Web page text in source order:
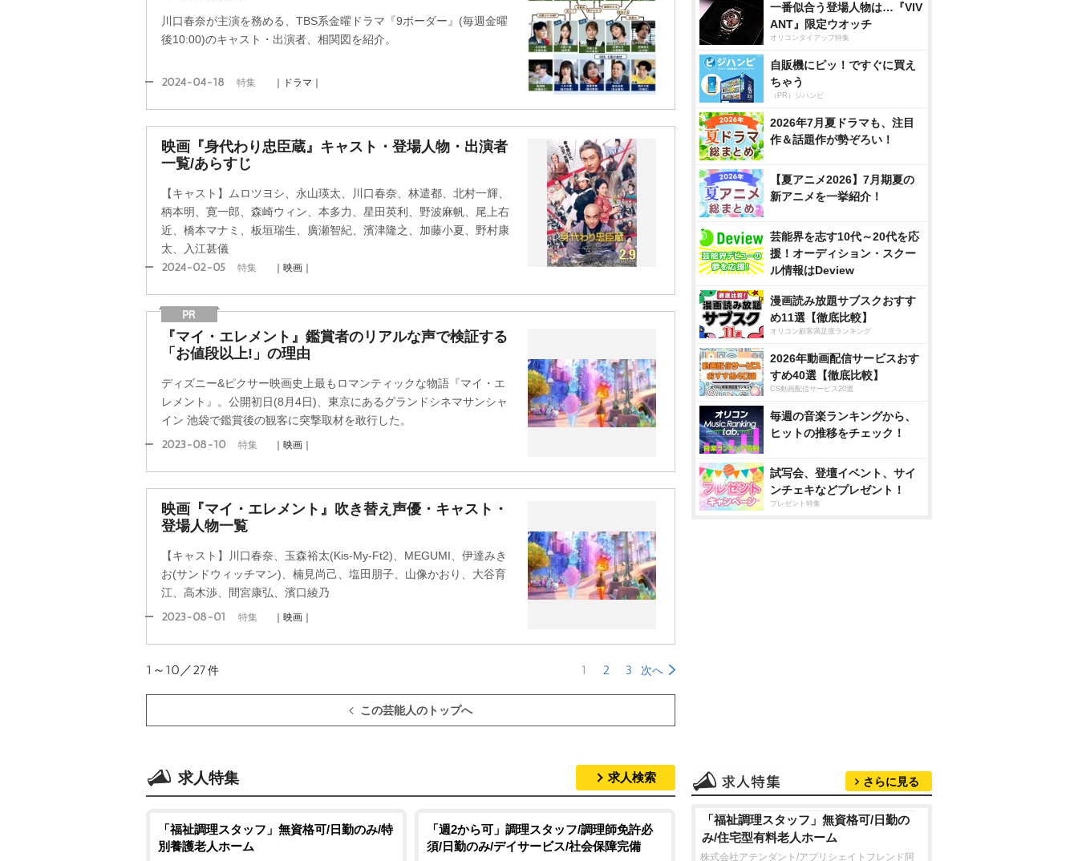
川口春奈が主演を務める、TBS系金曜ドラマ『9ボーダー』(毎週金曜
後10:00)のキャスト・出演者、相関図を紹介。
2024-04-18 特集 ｜ドラマ｜
映画『身代わり忠臣蔵』キャスト・登場人物・出演者
一覧/あらすじ
【キャスト】ムロツヨシ、永山瑛太、川口春奈、林遣都、北村一輝、
柄本明、寛一郎、森崎ウィン、本多力、星田英利、野波麻帆、尾上右
近、橋本マナミ、板垣瑞生、廣瀬智紀、濱津隆之、加藤小夏、野村康
太、入江甚儀
2024-02-05 特集 ｜映画｜
『マイ・エレメント』鑑賞者のリアルな声で検証する
「お値段以上!」の理由
ディズニー&ピクサー映画史上最もロマンティックな物語『マイ・エ
レメント』。公開初日(8月4日)、東京にあるグランドシネマサンシャ
イン 池袋で鑑賞後の観客に突撃取材を敢行した。
2023-08-10 特集 ｜映画｜
映画『マイ・エレメント』吹き替え声優・キャスト・
登場人物一覧
【キャスト】川口春奈、玉森裕太(Kis-My-Ft2)、MEGUMI、伊達みき
お(サンドウィッチマン)、楠見尚己、塩田朋子、山像かおり、大谷育
江、高木渉、間宮康弘、濱口綾乃
2023-08-01 特集 ｜映画｜
1～10／27件 1 2 3 次へ
この芸能人のトップへ
求人特集 求人検索
「福祉調理スタッフ」無資格可/日勤のみ/特
別養護老人ホーム
「週2から可」調理スタッフ/調理師免許必
須/日勤のみ/デイサービス/社会保障完備
一番似合う登場人物は…『VIV
ANT』限定ウオッチ
オリコンタイアップ特集
自販機にピッ！ですぐに買え
ちゃう
（PR）ジハンピ
2026年7月夏ドラマも、注目
作＆話題作が勢ぞろい！
【夏アニメ2026】7月期夏の
新アニメを一挙紹介！
芸能界を志す10代～20代を応
援！オーディション・スクー
ル情報はDeview
漫画読み放題サブスクおすす
め11選【徹底比較】
オリコン顧客満足度ランキング
2026年動画配信サービスおす
すめ40選【徹底比較】
CS動画配信サービス20選
毎週の音楽ランキングから、
ヒットの推移をチェック！
試写会、登壇イベント、サイ
ンチェキなどプレゼント！
プレゼント特集
さらに見る
「福祉調理スタッフ」無資格可/日勤の
み/住宅型有料老人ホーム
株式会社アテンダント/アプリシェイトフレンド阿